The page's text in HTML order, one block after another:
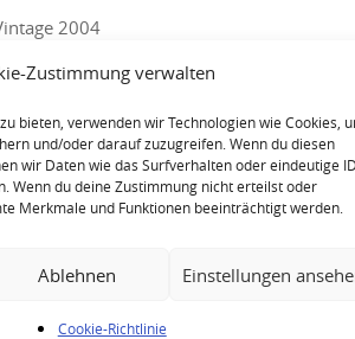
Zustimmung verwalten
bieten, verwenden wir Technologien wie Cookies,
und/oder darauf zuzugreifen. Wenn du diesen
wir Daten wie das Surfverhalten oder eindeutige
Wenn du deine Zustimmung nicht erteilst oder
Merkmale und Funktionen beeinträchtigt werden.
Ablehnen Einstellungen
Cookie-Richtlinie
and